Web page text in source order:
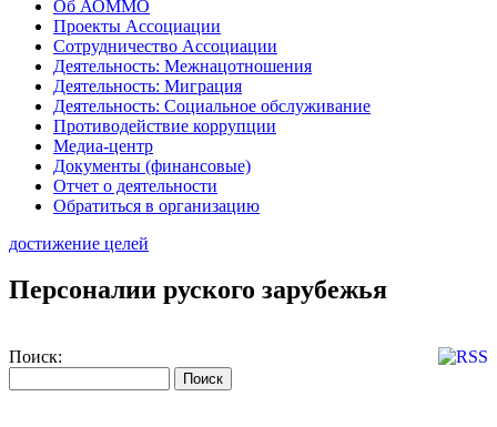
Об АОММО
Проекты Ассоциации
Сотрудничество Ассоциации
Деятельность: Межнацотношения
Деятельность: Миграция
Деятельность: Социальное обслуживание
Противодействие коррупции
Медиа-центр
Документы (финансовые)
Отчет о деятельности
Обратиться в организацию
достижение целей
Персоналии руского зарубежья
Поиск: